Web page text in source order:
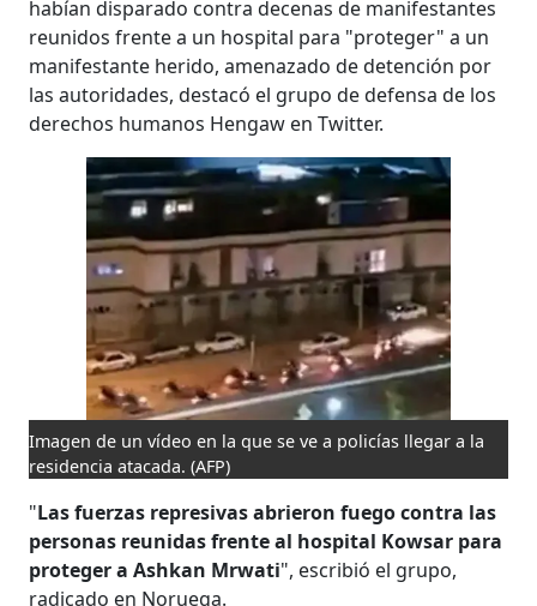
habían disparado contra decenas de manifestantes
reunidos frente a un hospital para "proteger" a un
manifestante herido, amenazado de detención por
las autoridades, destacó el grupo de defensa de los
derechos humanos Hengaw en Twitter.
Imagen de un vídeo en la que se ve a policías llegar a la
residencia atacada. (AFP)
"Las fuerzas represivas abrieron fuego contra las
personas reunidas frente al hospital Kowsar para
proteger a Ashkan Mrwati", escribió el grupo,
radicado en Noruega.